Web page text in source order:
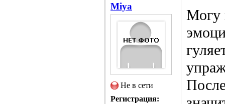
Miya
Не в сети
Регистрация:
Могу